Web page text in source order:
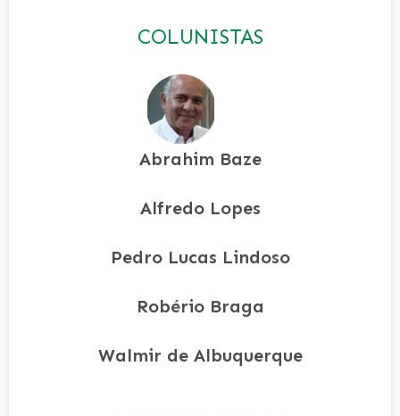
COLUNISTAS
Abrahim Baze
Alfredo Lopes
Pedro Lucas Lindoso
Robério Braga
Walmir de Albuquerque